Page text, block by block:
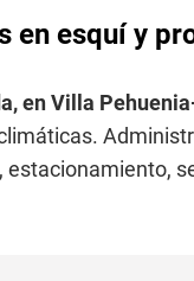
en esquí y
en Villa